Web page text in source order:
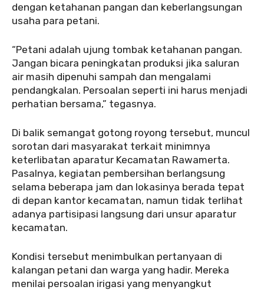
dengan ketahanan pangan dan keberlangsungan
usaha para petani.
“Petani adalah ujung tombak ketahanan pangan.
Jangan bicara peningkatan produksi jika saluran
air masih dipenuhi sampah dan mengalami
pendangkalan. Persoalan seperti ini harus menjadi
perhatian bersama,” tegasnya.
Di balik semangat gotong royong tersebut, muncul
sorotan dari masyarakat terkait minimnya
keterlibatan aparatur Kecamatan Rawamerta.
Pasalnya, kegiatan pembersihan berlangsung
selama beberapa jam dan lokasinya berada tepat
di depan kantor kecamatan, namun tidak terlihat
adanya partisipasi langsung dari unsur aparatur
kecamatan.
Kondisi tersebut menimbulkan pertanyaan di
kalangan petani dan warga yang hadir. Mereka
menilai persoalan irigasi yang menyangkut